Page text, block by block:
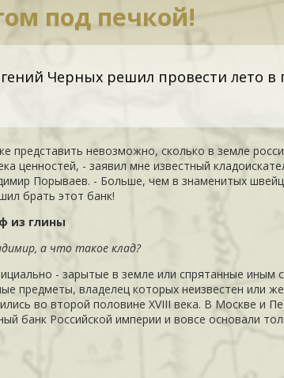
под печкой!
Черных решил провести лето в
представить невозможно, сколько в земле
ценностей, - заявил мне известный
Порываев. - Больше, чем в знаменитых
брать этот банк!
из глины
а что такое клад?
- зарытые в земле или спрятанные иным
предметы, владелец которых неизвестен или
во второй половине XVIII века. В Москве и
банк Российской империи и вовсе основали